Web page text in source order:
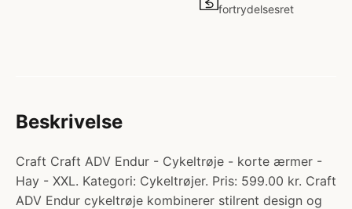
fortrydelsesret
Beskrivelse
Craft Craft ADV Endur - Cykeltrøje - korte ærmer -
Hay - XXL. Kategori: Cykeltrøjer. Pris: 599.00 kr. Craft
ADV Endur cykeltrøje kombinerer stilrent design og